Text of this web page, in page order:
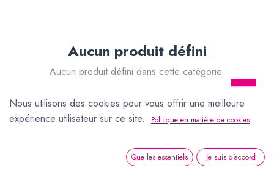
Aucun produit défini
Aucun produit défini dans cette catégorie.
Nous utilisons des cookies pour vous offrir une meilleure
expérience utilisateur sur ce site.
Politique en matière de cookies
Que les essentiels Je suis d'accord